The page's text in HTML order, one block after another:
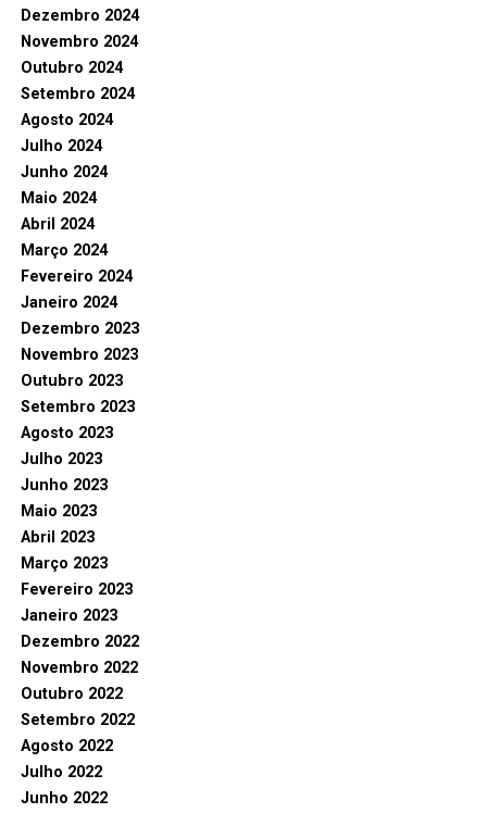
Dezembro 2024
Novembro 2024
Outubro 2024
Setembro 2024
Agosto 2024
Julho 2024
Junho 2024
Maio 2024
Abril 2024
Março 2024
Fevereiro 2024
Janeiro 2024
Dezembro 2023
Novembro 2023
Outubro 2023
Setembro 2023
Agosto 2023
Julho 2023
Junho 2023
Maio 2023
Abril 2023
Março 2023
Fevereiro 2023
Janeiro 2023
Dezembro 2022
Novembro 2022
Outubro 2022
Setembro 2022
Agosto 2022
Julho 2022
Junho 2022